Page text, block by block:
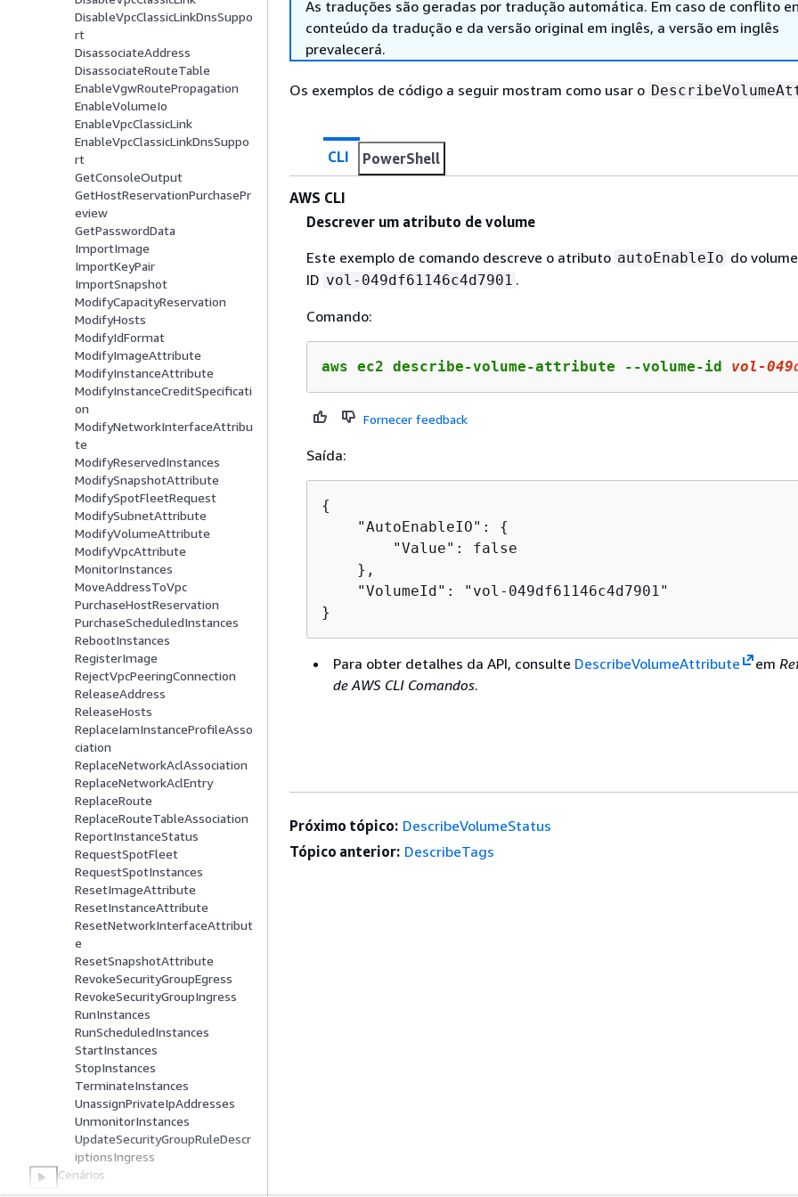
DisableVpcClassicLinkDnsSuppo
rt
DisassociateAddress
DisassociateRouteTable
EnableVgwRoutePropagation
EnableVolumeIo
EnableVpcClassicLink
EnableVpcClassicLinkDnsSuppo
rt
GetConsoleOutput
GetHostReservationPurchasePr
eview
GetPasswordData
ImportImage
ImportKeyPair
ImportSnapshot
ModifyCapacityReservation
ModifyHosts
ModifyIdFormat
ModifyImageAttribute
ModifyInstanceAttribute
ModifyInstanceCreditSpecificati
on
ModifyNetworkInterfaceAttribu
te
ModifyReservedInstances
ModifySnapshotAttribute
ModifySpotFleetRequest
ModifySubnetAttribute
ModifyVolumeAttribute
ModifyVpcAttribute
MonitorInstances
MoveAddressToVpc
PurchaseHostReservation
PurchaseScheduledInstances
RebootInstances
RegisterImage
RejectVpcPeeringConnection
ReleaseAddress
ReleaseHosts
ReplaceIamInstanceProfileAsso
ciation
ReplaceNetworkAclAssociation
ReplaceNetworkAclEntry
ReplaceRoute
ReplaceRouteTableAssociation
ReportInstanceStatus
RequestSpotFleet
RequestSpotInstances
ResetImageAttribute
ResetInstanceAttribute
ResetNetworkInterfaceAttribut
e
ResetSnapshotAttribute
RevokeSecurityGroupEgress
RevokeSecurityGroupIngress
RunInstances
RunScheduledInstances
StartInstances
StopInstances
TerminateInstances
UnassignPrivateIpAddresses
UnmonitorInstances
UpdateSecurityGroupRuleDescr
iptionsIngress
Cenários
As traduções são geradas por tradução automática. Em caso de conflito
conteúdo da tradução e da versão original em inglês, a versão em inglês
prevalecerá.
Os exemplos de código a seguir mostram como usar o
CLI PowerShell
AWS CLI
Descrever um atributo de volume
Este exemplo de comando descreve o atributo autoEnableIo do
ID vol-049df61146c4d7901 .
Comando:
aws ec2 describe-volume-attribute --volume-id vol -049
Fornecer feedback
Saída:
{
    "AutoEnableIO":
{
        "Value": false
    },
    "VolumeId": "vol-049df61146c4d7901"
}
Para obter detalhes da API, consulte DescribeVolumeAttribute em
de AWS CLI Comandos.
Próximo tópico: DescribeVolumeStatus
Tópico anterior: DescribeTags